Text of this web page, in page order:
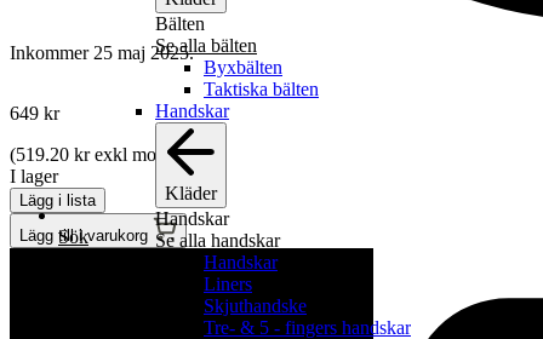
Bälten
Se alla bälten
Byxbälten
Taktiska bälten
Handskar
Kläder
Handskar
Se alla handskar
Handskar
Liners
Skjuthandske
Tre- & 5 - fingers handskar
Sök
Inkommer 25 maj 2025.
649 kr
(519.20 krexkl moms)
I lager
Lägg i lista
Lägg till i varukorg